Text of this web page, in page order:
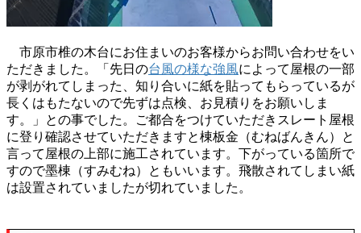
市原市椎の木台にお住まいのお客様からお問い合わせをい
ただきました。「先日の台風の様な強風によって屋根の一部
が剥がれてしまった、知り合いに紙を貼ってもらっているが
長くはもたないので先ずは点検、お見積りをお願いしま
す。」との事でした。ご都合をつけていただきスレート屋根
に登り確認させていただきますと棟板金（むねばんきん）と
言って屋根の上部に施工されています。下がっている箇所で
すので墨棟（すみむね）ともいいます。飛散されてしまい紙
は設置されていましたが切れていました。